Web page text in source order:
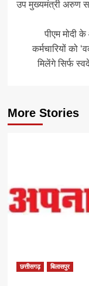
उप मुख्यमंत्री अरुण
पीएम मोदी
कर्मचारियों को
मिलेंगे सिर्फ
More Stories
छत्तीसगढ़ बिलासपुर